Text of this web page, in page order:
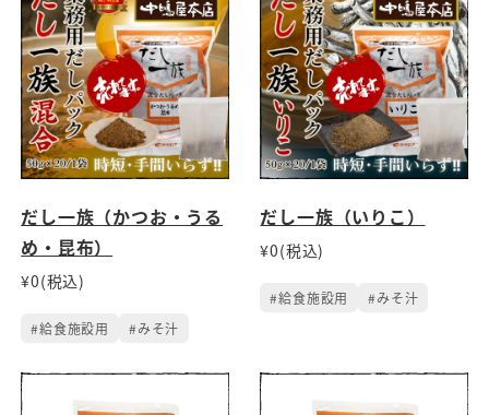
だし一族（かつお・うる
め・昆布）
¥0(税込)
#給食施設用 #みそ汁
だし一族（いりこ）
¥0(税込)
#給食施設用 #みそ汁